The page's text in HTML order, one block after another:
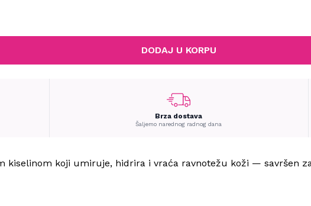
DODAJ U KORPU
Brza dostava
Šaljemo narednog radnog dana
kiselinom koji umiruje, hidrira i vraća ravnotežu koži — savršen